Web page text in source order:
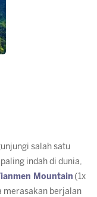
salah satu
indah di dunia,
Mountain (1x
merasakan berjalan